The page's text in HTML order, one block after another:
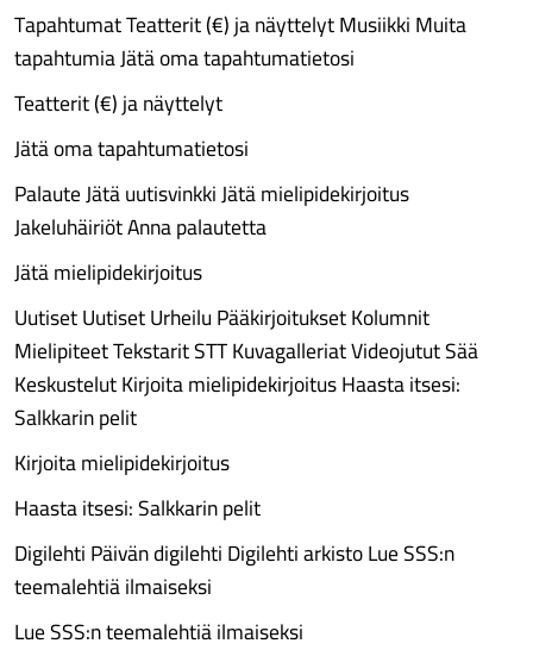
Tapahtumat Teatterit (€) ja näyttelyt Musiikki Muita
tapahtumia Jätä oma tapahtumatietosi
Teatterit (€) ja näyttelyt
Jätä oma tapahtumatietosi
Palaute Jätä uutisvinkki Jätä mielipidekirjoitus
Jakeluhäiriöt Anna palautetta
Jätä mielipidekirjoitus
Uutiset Uutiset Urheilu Pääkirjoitukset Kolumnit
Mielipiteet Tekstarit STT Kuvagalleriat Videojutut Sää
Keskustelut Kirjoita mielipidekirjoitus Haasta itsesi:
Salkkarin pelit
Kirjoita mielipidekirjoitus
Haasta itsesi: Salkkarin pelit
Digilehti Päivän digilehti Digilehti arkisto Lue SSS:n
teemalehtiä ilmaiseksi
Lue SSS:n teemalehtiä ilmaiseksi